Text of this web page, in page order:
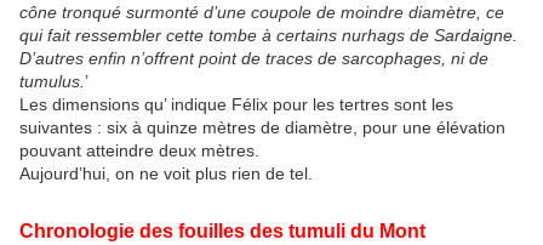
cône tronqué surmonté d’une coupole de moindre diamètre, ce
qui fait ressembler cette tombe à certains nurhags de Sardaigne.
D’autres enfin n’offrent point de traces de sarcophages, ni de
tumulus. ’
Les dimensions qu’ indique Félix pour les tertres sont les
suivantes : six à quinze mètres de diamètre, pour une élévation
pouvant atteindre deux mètres.
Aujourd’hui, on ne voit plus rien de tel.
Chronologie des fouilles des tumuli du Mont